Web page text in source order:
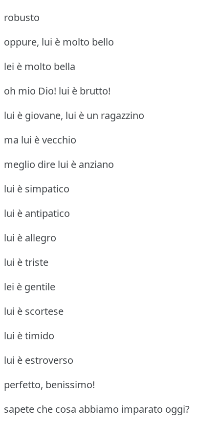
robusto
oppure, lui è molto bello
lei è molto bella
oh mio Dio! lui è brutto!
lui è giovane, lui è un ragazzino
ma lui è vecchio
meglio dire lui è anziano
lui è simpatico
lui è antipatico
lui è allegro
lui è triste
lei è gentile
lui è scortese
lui è timido
lui è estroverso
perfetto, benissimo!
sapete che cosa abbiamo imparato oggi?